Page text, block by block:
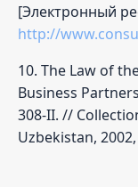
[Электронный
http://
10. The Law of
Business
308-II. //
Uzbekistan,